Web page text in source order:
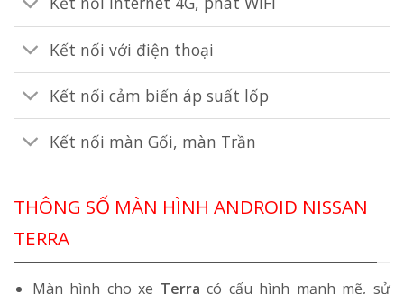
Kết nối với điện thoại
Kết nối cảm biến áp suất lốp
Kết nối màn Gối, màn Trần
THÔNG SỐ MÀN HÌNH ANDROID NISSAN
TERRA
Màn hình cho xe Terra có cấu hình mạnh mẽ, sử